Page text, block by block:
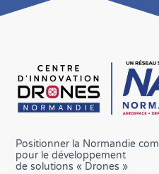
Positionner la Normandie
pour le développement
de solutions « Drones »